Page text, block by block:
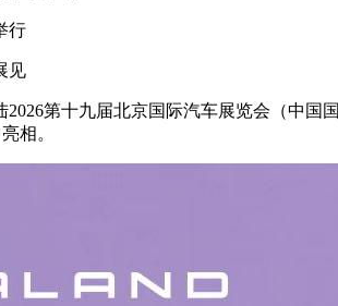
行
见
第十九届北京国际汽车展览会（中
相。